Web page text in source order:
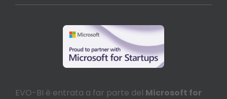
EVO-BI è entrata a far parte del Microsoft for